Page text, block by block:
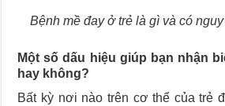
Bệnh mề đay ở trẻ là gì và có
Một số dấu hiệu giúp bạn nhận
hay không?
Bất kỳ nơi nào trên cơ thể của trẻ